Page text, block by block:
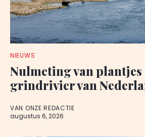
NIEUWS
Nulmeting van plantjes
grindrivier van
VAN ONZE REDACTIE
augustus 6, 2026